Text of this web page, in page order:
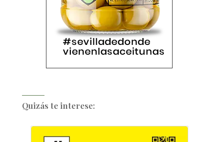
Quizás te interese: